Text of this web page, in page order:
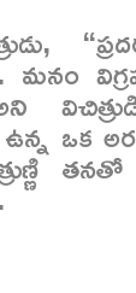
ఉన్న ఒక